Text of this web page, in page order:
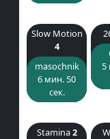
Slow Motion
4
masochnik
6 мин. 50
сек.
5
Stamina2